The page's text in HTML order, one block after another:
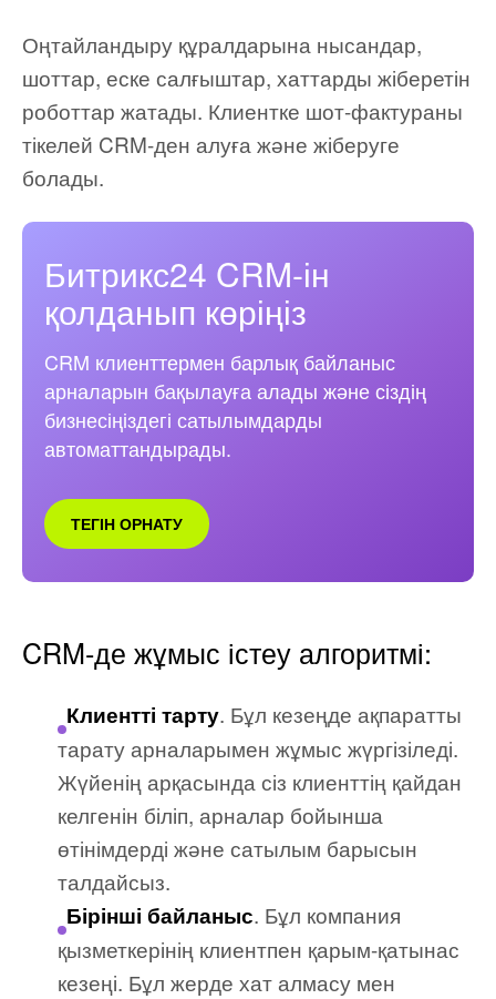
Оңтайландыру құралдарына нысандар,
шоттар, еске салғыштар, хаттарды жіберетін
роботтар жатады. Клиентке шот-фактураны
тікелей CRM-ден алуға және жіберуге
болады.
Битрикс24 CRM-ін
қолданып көріңіз
CRM клиенттермен барлық байланыс
арналарын бақылауға алады және сіздің
бизнесіңіздегі сатылымдарды
автоматтандырады.
ТЕГІН ОРНАТУ
CRM-де жұмыс істеу алгоритмі:
Клиентті тарту. Бұл кезеңде ақпаратты
тарату арналарымен жұмыс жүргізіледі.
Жүйенің арқасында сіз клиенттің қайдан
келгенін біліп, арналар бойынша
өтінімдерді және сатылым барысын
талдайсыз.
Бірінші байланыс. Бұл компания
қызметкерінің клиентпен қарым-қатынас
кезеңі. Бұл жерде хат алмасу мен